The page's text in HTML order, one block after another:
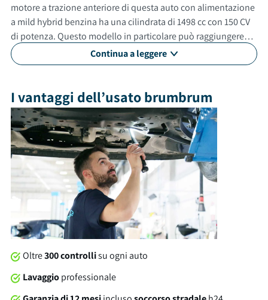
motore a trazione anteriore di questa auto con alimentazione
a mild hybrid benzina ha una cilindrata di 1498 cc con 150 CV
di potenza. Questo modello in particolare può raggiungere
una velocità massima di 214 km/h. Questa automobile usata
non è un modello adatto a neopatentati. Gli esterni sono
veicolo ha 5 porte, 5 posti a sedere e un bagagliaio con
capacità di 380 litri. Tra gli optional e le dotazioni troviamo:
cerchi in lega, usb, isofix e molto altro ancora. Al momento
della consegna, questa vettura sarà soggetta a lavaggio
professionale compreso nel prezzo. Su tutte le nostre auto
offriamo una garanzia brumbrum di 12 mesi dalla consegna
con soccorso stradale 24/7 in Italia e in Europa. Cosa stai
aspettando?
Continua a leggere
I vantaggi dell’usato brumbrum
Oltre300 controllisu ogni auto
Lavaggioprofessionale